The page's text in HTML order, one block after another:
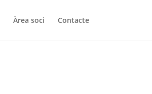
Àrea soci Contacte